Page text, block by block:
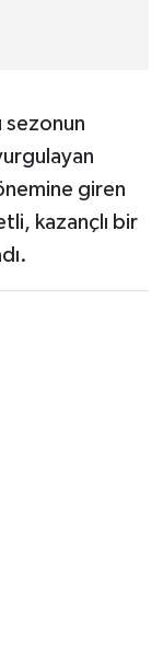
sezonun
giren
kazançlı bir